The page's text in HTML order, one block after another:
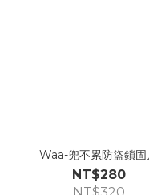
Waa-兜不累防盜鎖固
NT$280